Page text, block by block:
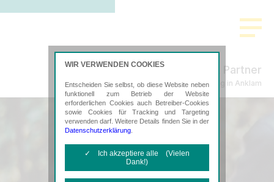
Freund & Partner
Steuerberatung in Anklam
WIR VERWENDEN COOKIES
Entscheiden Sie selbst, ob diese Website neben
funktionell zum Betrieb der Website
erforderlichen Cookies auch Betreiber-Cookies
sowie Cookies für Tracking und Targeting
verwenden darf. Weitere Details finden Sie in der
Datenschutzerklärung
✓ Ich akzeptiere alle (Vielen
Dank!)